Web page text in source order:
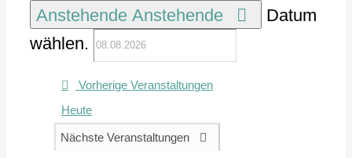
Anstehende Anstehende
Datum
wählen.
VorherigeVeranstaltungen
Heute
Nächste Veranstaltungen